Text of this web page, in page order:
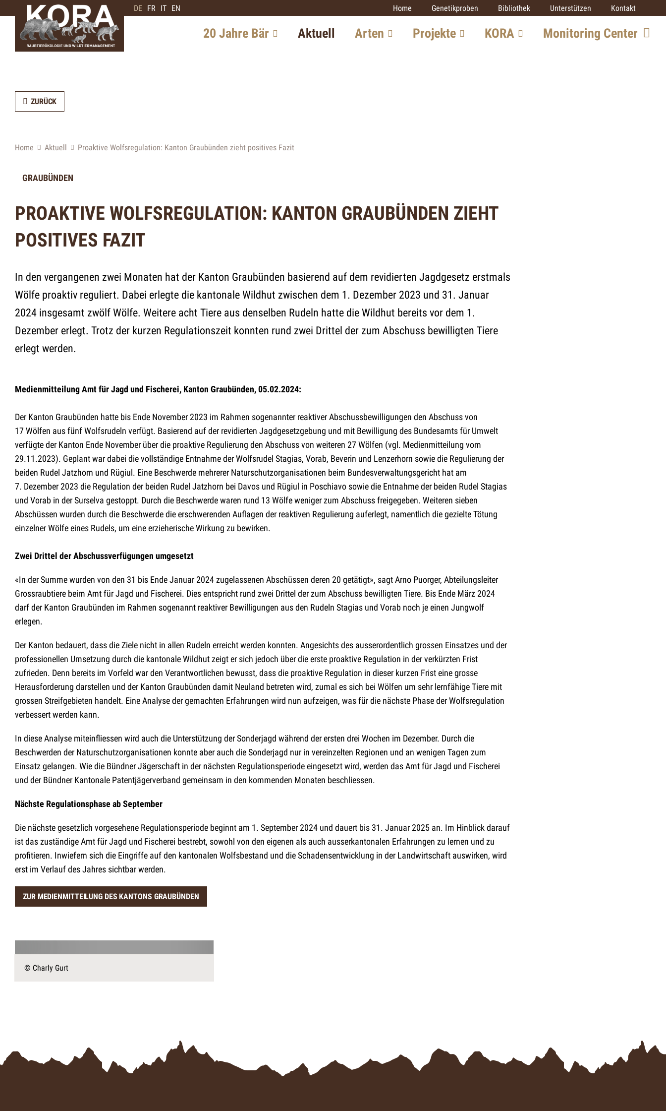
DE FR IT EN Home Genetikproben Bibliothek Unterstützen Kontakt
20 Jahre Bär
Zukunftsaussichten
Aktuell Arten Projekte KORA Monitoring Center
ZURÜCK
Home Aktuell Proaktive Wolfsregulation: Kanton Graubünden zieht positives Fazit
GRAUBÜNDEN
PROAKTIVE WOLFSREGULATION: KANTON GRAUBÜNDEN ZIEHT
POSITIVES FAZIT
In den vergangenen zwei Monaten hat der Kanton Graubünden basierend auf dem revidierten Jagdgesetz erstmals
Wölfe proaktiv reguliert. Dabei erlegte die kantonale Wildhut zwischen dem 1. Dezember 2023 und 31. Januar
2024 insgesamt zwölf Wölfe. Weitere acht Tiere aus denselben Rudeln hatte die Wildhut bereits vor dem 1.
Dezember erlegt. Trotz der kurzen Regulationszeit konnten rund zwei Drittel der zum Abschuss bewilligten Tiere
erlegt werden.
Medienmitteilung Amt für Jagd und Fischerei, Kanton Graubünden, 05.02.2024:
Der Kanton Graubünden hatte bis Ende November 2023 im Rahmen sogenannter reaktiver Abschussbewilligungen den Abschuss von
17 Wölfen aus fünf Wolfsrudeln verfügt. Basierend auf der revidierten Jagdgesetzgebung und mit Bewilligung des Bundesamts für Umwelt
verfügte der Kanton Ende November über die proaktive Regulierung den Abschuss von weiteren 27 Wölfen (vgl. Medienmitteilung vom
29.11.2023). Geplant war dabei die vollständige Entnahme der Wolfsrudel Stagias, Vorab, Beverin und Lenzerhorn sowie die Regulierung der
beiden Rudel Jatzhorn und Rügiul. Eine Beschwerde mehrerer Naturschutzorganisationen beim Bundesverwaltungsgericht hat am
7. Dezember 2023 die Regulation der beiden Rudel Jatzhorn bei Davos und Rügiul in Poschiavo sowie die Entnahme der beiden Rudel Stagias
und Vorab in der Surselva gestoppt. Durch die Beschwerde waren rund 13 Wölfe weniger zum Abschuss freigegeben. Weiteren sieben
Abschüssen wurden durch die Beschwerde die erschwerenden Auflagen der reaktiven Regulierung auferlegt, namentlich die gezielte Tötung
einzelner Wölfe eines Rudels, um eine erzieherische Wirkung zu bewirken.
Zwei Drittel der Abschussverfügungen umgesetzt
«In der Summe wurden von den 31 bis Ende Januar 2024 zugelassenen Abschüssen deren 20 getätigt», sagt Arno Puorger, Abteilungsleiter
Grossraubtiere beim Amt für Jagd und Fischerei. Dies entspricht rund zwei Drittel der zum Abschuss bewilligten Tiere. Bis Ende März 2024
darf der Kanton Graubünden im Rahmen sogenannt reaktiver Bewilligungen aus den Rudeln Stagias und Vorab noch je einen Jungwolf
erlegen.
Der Kanton bedauert, dass die Ziele nicht in allen Rudeln erreicht werden konnten. Angesichts des ausserordentlich grossen Einsatzes und der
professionellen Umsetzung durch die kantonale Wildhut zeigt er sich jedoch über die erste proaktive Regulation in der verkürzten Frist
zufrieden. Denn bereits im Vorfeld war den Verantwortlichen bewusst, dass die proaktive Regulation in dieser kurzen Frist eine grosse
Herausforderung darstellen und der Kanton Graubünden damit Neuland betreten wird, zumal es sich bei Wölfen um sehr lernfähige Tiere mit
grossen Streifgebieten handelt. Eine Analyse der gemachten Erfahrungen wird nun aufzeigen, was für die nächste Phase der Wolfsregulation
verbessert werden kann.
In diese Analyse miteinfliessen wird auch die Unterstützung der Sonderjagd während der ersten drei Wochen im Dezember. Durch die
Beschwerden der Naturschutzorganisationen konnte aber auch die Sonderjagd nur in vereinzelten Regionen und an wenigen Tagen zum
Einsatz gelangen. Wie die Bündner Jägerschaft in der nächsten Regulationsperiode eingesetzt wird, werden das Amt für Jagd und Fischerei
und der Bündner Kantonale Patentjägerverband gemeinsam in den kommenden Monaten beschliessen.
Nächste Regulationsphase ab September
Die nächste gesetzlich vorgesehene Regulationsperiode beginnt am 1. September 2024 und dauert bis 31. Januar 2025 an. Im Hinblick darauf
ist das zuständige Amt für Jagd und Fischerei bestrebt, sowohl von den eigenen als auch ausserkantonalen Erfahrungen zu lernen und zu
profitieren. Inwiefern sich die Eingriffe auf den kantonalen Wolfsbestand und die Schadensentwicklung in der Landwirtschaft auswirken, wird
erst im Verlauf des Jahres sichtbar werden.
ZUR MEDIENMITTEILUNG DES KANTONS GRAUBÜNDEN
© Charly Gurt